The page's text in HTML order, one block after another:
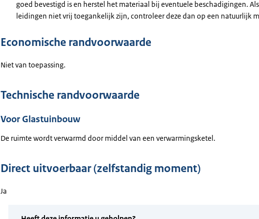
goed bevestigd is en herstel het materiaal bij eventuele beschadigingen.
leidingen niet vrij toegankelijk zijn, controleer deze dan op een natuurlijk
Economische randvoorwaarde
Niet van toepassing.
Technische randvoorwaarde
Voor Glastuinbouw
De ruimte wordt verwarmd door middel van een verwarmingsketel.
Direct uitvoerbaar (zelfstandig moment)
Ja